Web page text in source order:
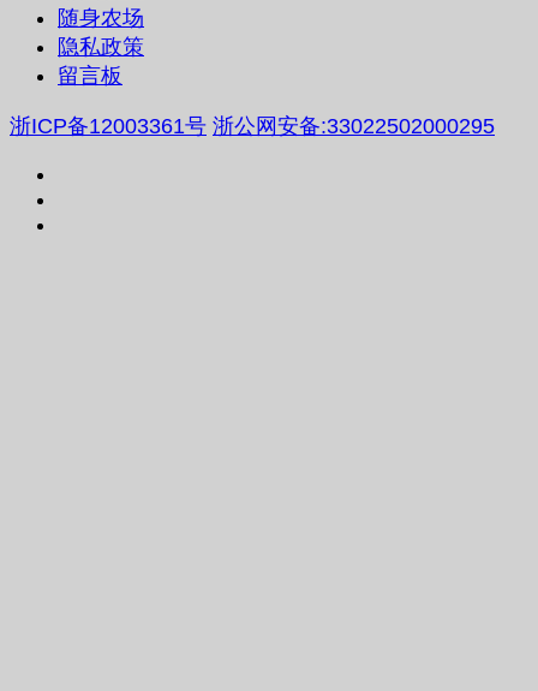
随身农场
隐私政策
留言板
浙ICP备12003361号 浙公网安备:33022502000295